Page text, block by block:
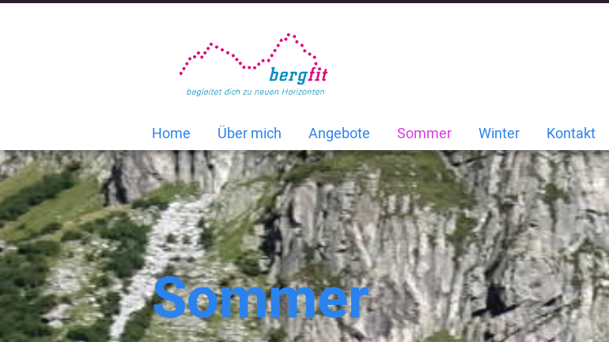
Home Über mich Angebote Sommer Winter Kontakt
Sommer